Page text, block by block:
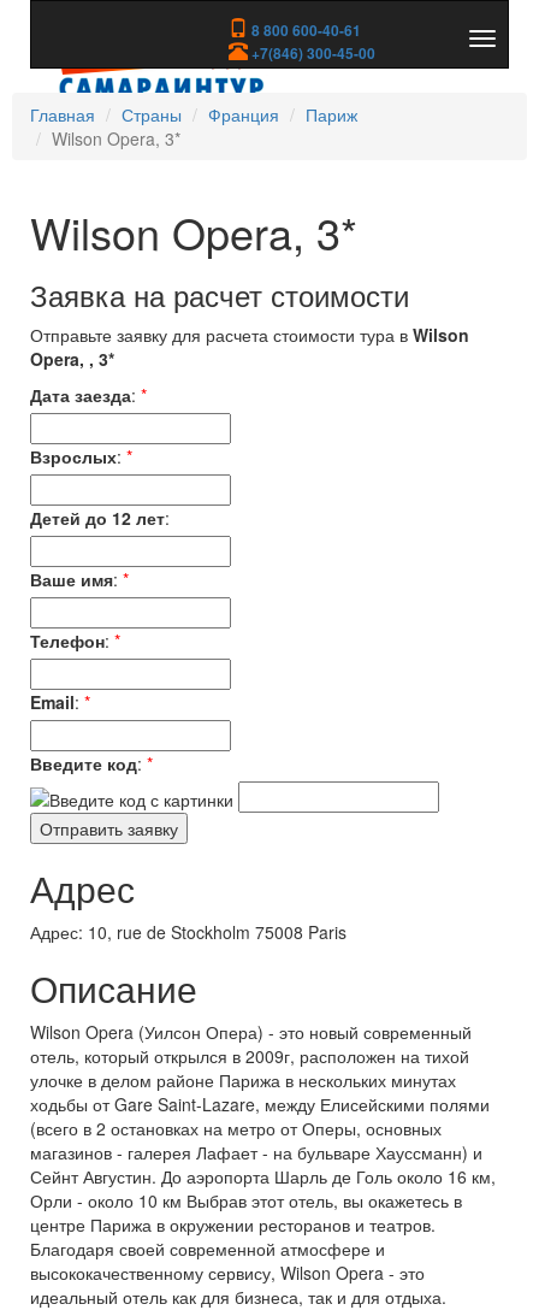
8 800 600-40-61
+7(846) 300-45-00
скрыть
Главная
Страны Франция
Париж
Wilson Opera, 3*
Wilson Opera, 3*
Заявка на расчет стоимости
Отправьте заявку для расчета стоимости тура в Wilson
Opera, , 3*
Дата заезда: *
Взрослых: *
Детей до 12 лет:
Ваше имя: *
Телефон: *
Email: *
Введите код: *
Адрес
Адрес: 10, rue de Stockholm 75008 Paris
Описание
Wilson Opera (Уилсон Опера) - это новый современный
отель, который открылся в 2009г, расположен на тихой
улочке в делом районе Парижа в нескольких минутах
ходьбы от Gare Saint-Lazare, между Елисейскими полями
(всего в 2 остановках на метро от Оперы, основных
магазинов - галерея Лафает - на бульваре Хауссманн) и
Сейнт Августин. До аэропорта Шарль де Голь около 16 км,
Орли - около 10 км Выбрав этот отель, вы окажетесь в
центре Парижа в окружении ресторанов и театров.
Благодаря своей современной атмосфере и
высококачественному сервису, Wilson Opera - это
идеальный отель как для бизнеса, так и для отдыха.